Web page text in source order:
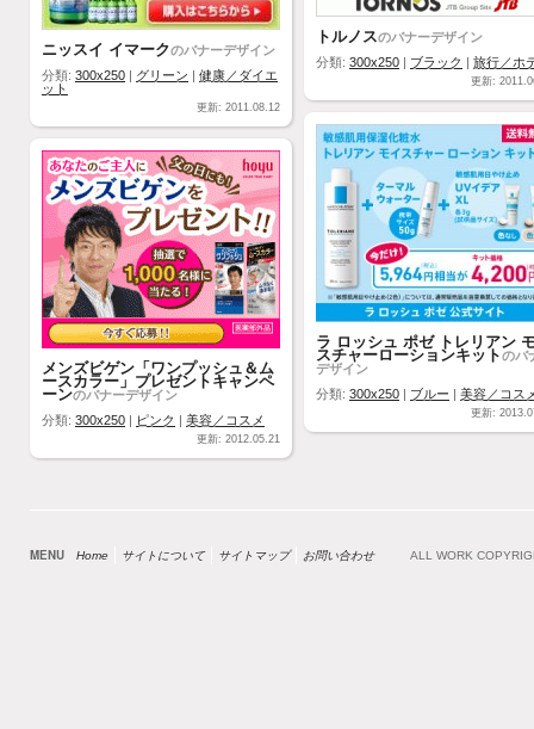
トルノスのバナーデザイン
分類: 300x250 ブラック 旅行／ホ
更新:
ニッスイ イマークのバナーデザイン
分類: 300x250 グリーン
健康／ダイエ
ット
更新: 2011.08.12
ラ ロッシュ ポゼ トレリアン
スチャーローションキットのバ
デザイン
分類: 300x250 ブルー 美容／コス
更新:
メンズビゲン「ワンプッシュ＆ム
ースカラー」プレゼントキャンペ
ーンのバナーデザイン
分類: 300x250 ピンク 美容／コスメ
更新: 2012.05.21
MENU Home サイトについて サイトマップ お問い合わせ ALL WORK